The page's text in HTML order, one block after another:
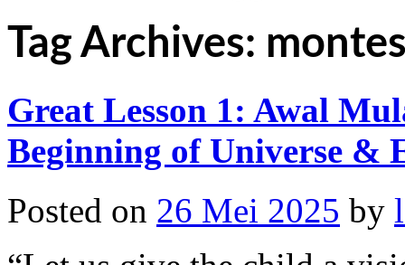
Tag Archives:
Great Lesson 1: Awal
Beginning of Universe &
Posted on 26 Mei 2025 by